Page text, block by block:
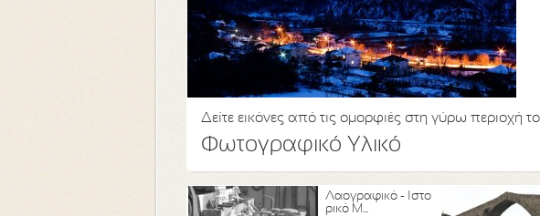
Δείτε εικόνες από τις ομορφιές στη γύρω περιοχή
Φωτογραφικό Υλικό
Λαογραφικό - Ιστο
ρικό Μ...